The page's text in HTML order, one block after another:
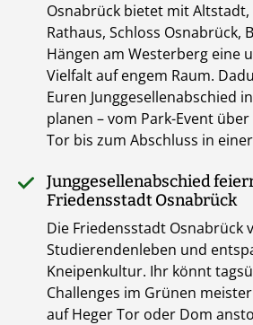
Osnabrück bietet mit Altstadt,
Rathaus, Schloss Osnabrück,
Hängen am Westerberg eine
Vielfalt auf engem Raum.
Euren Junggesellenabschied
planen – vom Park-Event
Tor bis zum Abschluss in
Junggesellenabschied
Friedensstadt Osnabrück
Die Friedensstadt Osnabrück
Studierendenleben und
Kneipenkultur. Ihr könnt
Challenges im Grünen
auf Heger Tor oder Dom